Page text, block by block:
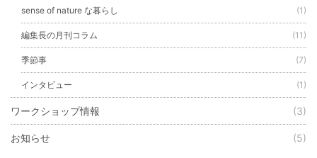
sense of nature な暮らし (1)
編集長の月刊コラム (11)
季節事 (7)
インタビュー (1)
ワークショップ情報 (3)
お知らせ (5)